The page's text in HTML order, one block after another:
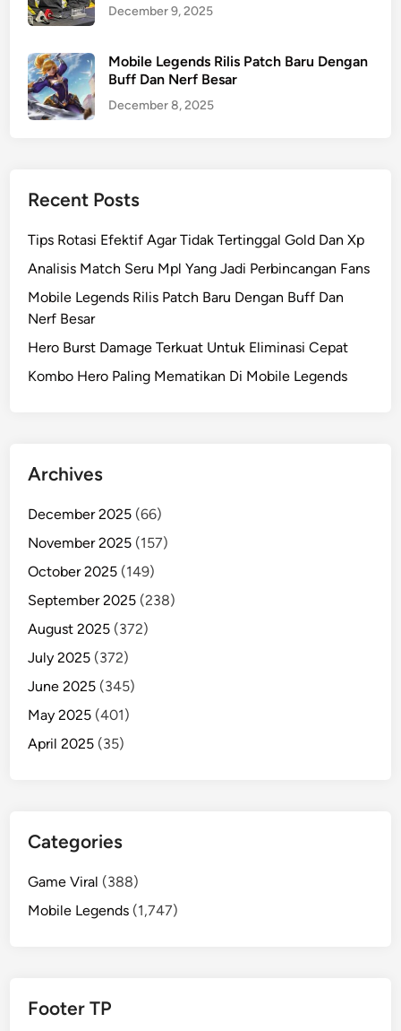
December 9, 2025
Mobile Legends Rilis Patch Baru Dengan
Buff Dan Nerf Besar
December 8, 2025
Recent Posts
Tips Rotasi Efektif Agar Tidak Tertinggal Gold Dan Xp
Analisis Match Seru Mpl Yang Jadi Perbincangan Fans
Mobile Legends Rilis Patch Baru Dengan Buff Dan
Nerf Besar
Hero Burst Damage Terkuat Untuk Eliminasi Cepat
Kombo Hero Paling Mematikan Di Mobile Legends
Archives
December 2025 (66)
November 2025 (157)
October 2025 (149)
September 2025 (238)
August 2025 (372)
July 2025 (372)
June 2025 (345)
May 2025 (401)
April 2025 (35)
Categories
Game Viral (388)
Mobile Legends (1,747)
Footer TP